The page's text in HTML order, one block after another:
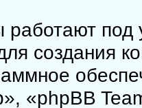
под
создания
«phpBB